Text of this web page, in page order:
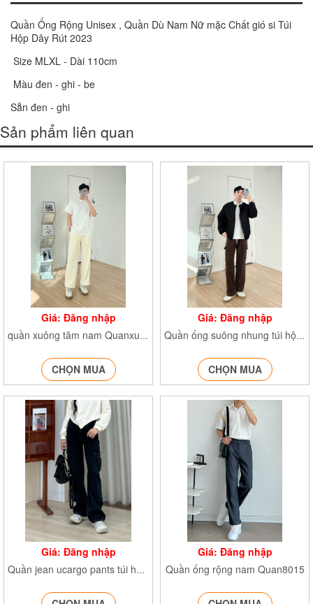
Quần Ống Rộng Unisex , Quần Dù Nam Nữ mặc Chất gió si Túi
Hộp Dây Rút 2023
Size MLXL - Dài 110cm
Màu đen - ghi - be
Sẵn đen - ghi
Sản phẩm liên quan
Giá: Đăng nhập
quần xuông tăm nam Quanxuongtamnam916_
CHỌN MUA
Giá: Đăng nhập
Quần ống suông nhung túi hộp Quannhung955
CHỌN MUA
Giá: Đăng nhập
Quần jean ucargo pants túi hộp Quanjeanucargo3623
Giá: Đăng nhập
Quần ống rộng nam Quan8015